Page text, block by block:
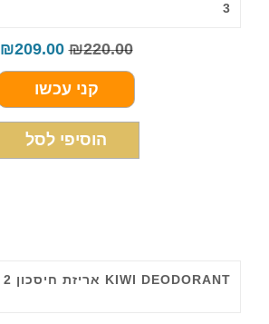
3
₪220.00
₪209.00
קני עכשו
הוסיפי לסל
KIWI DEODORANT אריזת חיסכון 2 KIWI